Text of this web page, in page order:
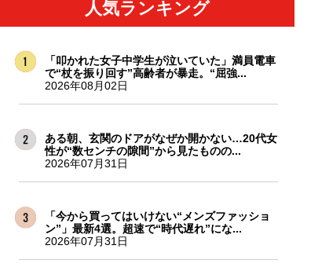
人気ランキング
「叩かれた女子中学生が泣いていた」満員電車
で“杖を振り回す”高齢者が暴走。“屈強...
2026年08月02日
ある朝、玄関のドアがなぜか開かない…20代女
性が“数センチの隙間”から見たものの...
2026年07月31日
「今から買ってはいけない“メンズファッショ
ン”」最新4選。超速で“時代遅れ”にな...
2026年07月31日